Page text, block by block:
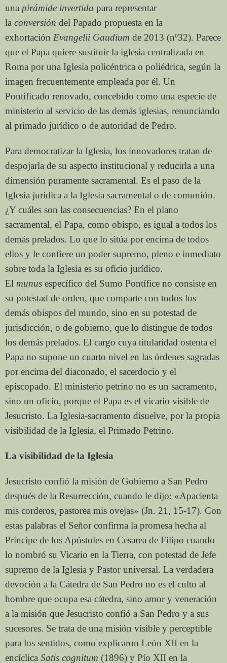
una pirámide invertida para representar
la conversión del Papado propuesta en la
exhortación Evangelii Gaudium de 2013 (nº32). Parece
que el Papa quiere sustituir la iglesia centralizada en
Roma por una Iglesia policéntrica o poliédrica, según la
imagen frecuentemente empleada por él. Un
Pontificado renovado, concebido como una especie de
ministerio al servicio de las demás iglesias, renunciando
al primado jurídico o de autoridad de Pedro.
Para democratizar la Iglesia, los innovadores tratan de
despojarla de su aspecto institucional y reducirla a una
dimensión puramente sacramental. Es el paso de la
Iglesia jurídica a la Iglesia sacramental o de comunión.
¿Y cuáles son las consecuencias? En el plano
sacramental, el Papa, como obispo, es igual a todos los
demás prelados. Lo que lo sitúa por encima de todos
ellos y le confiere un poder supremo, pleno e inmediato
sobre toda la Iglesia es su oficio jurídico.
El munus específico del Sumo Pontífice no consiste en
su potestad de orden, que comparte con todos los
demás obispos del mundo, sino en su potestad de
jurisdicción, o de gobierno, que lo distingue de todos
los demás prelados. El cargo cuya titularidad ostenta el
Papa no supone un cuarto nivel en las órdenes sagradas
por encima del diaconado, el sacerdocio y el
episcopado. El ministerio petrino no es un sacramento,
sino un oficio, porque el Papa es el vicario visible de
Jesucristo. La Iglesia-sacramento disuelve, por la propia
visibilidad de la Iglesia, el Primado Petrino.
La visibilidad de la Iglesia
Jesucristo confió la misión de Gobierno a San Pedro
después de la Resurrección, cuando le dijo: «Apacienta
mis corderos, pastorea mis ovejas» (Jn. 21, 15-17). Con
estas palabras el Señor confirma la promesa hecha al
Príncipe de los Apóstoles en Cesarea de Filipo cuando
lo nombró su Vicario en la Tierra, con potestad de Jefe
supremo de la Iglesia y Pastor universal. La verdadera
devoción a la Cátedra de San Pedro no es el culto al
hombre que ocupa esa cátedra, sino amor y veneración
a la misión que Jesucristo confió a San Pedro y a sus
sucesores. Se trata de una misión visible y perceptible
para los sentidos, como explicaron León XII en la
encíclica Satis cognitum (1896) y Pío XII en la